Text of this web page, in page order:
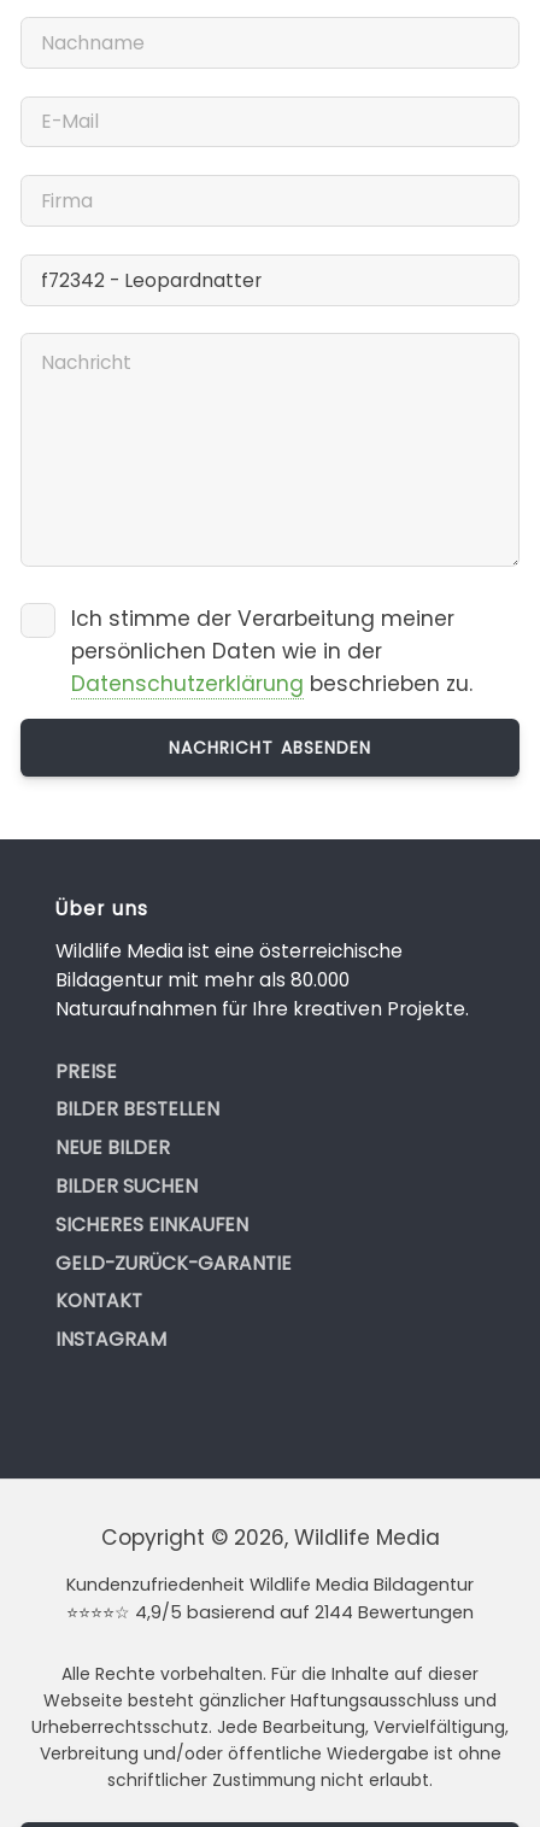
Ich stimme der Verarbeitung meiner
persönlichen Daten wie in der
Datenschutzerklärung beschrieben zu.
Über uns
Wildlife Media ist eine österreichische
Bildagentur mit mehr als 80.000
Naturaufnahmen für Ihre kreativen Projekte.
PREISE
BILDER BESTELLEN
NEUE BILDER
BILDER SUCHEN
SICHERES EINKAUFEN
GELD-ZURÜCK-GARANTIE
KONTAKT
INSTAGRAM
Copyright © 2026, Wildlife Media
Kundenzufriedenheit Wildlife Media Bildagentur
⭐⭐⭐⭐☆ 4,9/5 basierend auf 2144 Bewertungen
Alle Rechte vorbehalten. Für die Inhalte auf dieser
Webseite besteht gänzlicher Haftungsausschluss und
Urheberrechtsschutz. Jede Bearbeitung, Vervielfältigung,
Verbreitung und/oder öffentliche Wiedergabe ist ohne
schriftlicher Zustimmung nicht erlaubt.